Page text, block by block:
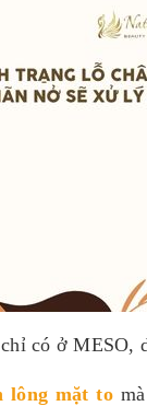
có ở MESO,
lông mặt tomà